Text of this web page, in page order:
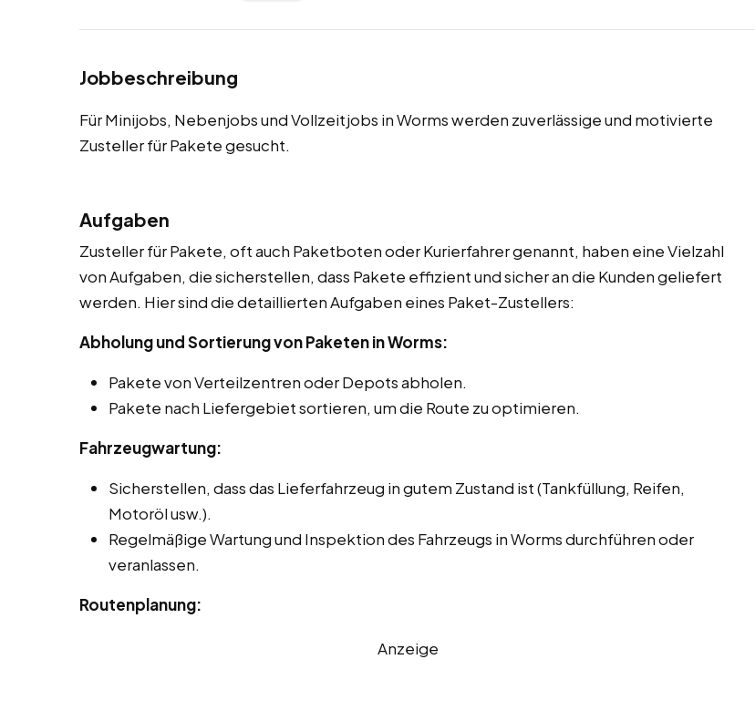
Jobbeschreibung
Für Minijobs, Nebenjobs und Vollzeitjobs in Worms werden zuverlässige und motivierte
Zusteller für Pakete gesucht.
Aufgaben
Zusteller für Pakete, oft auch Paketboten oder Kurierfahrer genannt, haben eine Vielzahl
von Aufgaben, die sicherstellen, dass Pakete effizient und sicher an die Kunden geliefert
werden. Hier sind die detaillierten Aufgaben eines Paket-Zustellers:
Abholung und Sortierung von Paketen in Worms:
Pakete von Verteilzentren oder Depots abholen.
Pakete nach Liefergebiet sortieren, um die Route zu optimieren.
Fahrzeugwartung:
Sicherstellen, dass das Lieferfahrzeug in gutem Zustand ist (Tankfüllung, Reifen,
Motoröl usw.).
Regelmäßige Wartung und Inspektion des Fahrzeugs in Worms durchführen oder
veranlassen.
Routenplanung:
Anzeige